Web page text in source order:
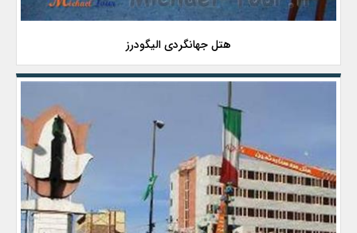
هتل جهانگردی الیگودرز